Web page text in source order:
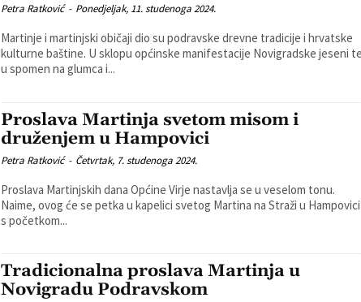
Petra Ratković - Ponedjeljak, 11. studenoga 2024.
Martinje i martinjski običaji dio su podravske drevne tradicije i hrvatske
kulturne baštine. U sklopu općinske manifestacije Novigradske jeseni te
u spomen na glumca i...
Proslava Martinja svetom misom i
druženjem u Hampovici
Petra Ratković - Četvrtak, 7. studenoga 2024.
Proslava Martinjskih dana Općine Virje nastavlja se u veselom tonu.
Naime, ovog će se petka u kapelici svetog Martina na Straži u Hampovici
s početkom...
Tradicionalna proslava Martinja u
Novigradu Podravskom